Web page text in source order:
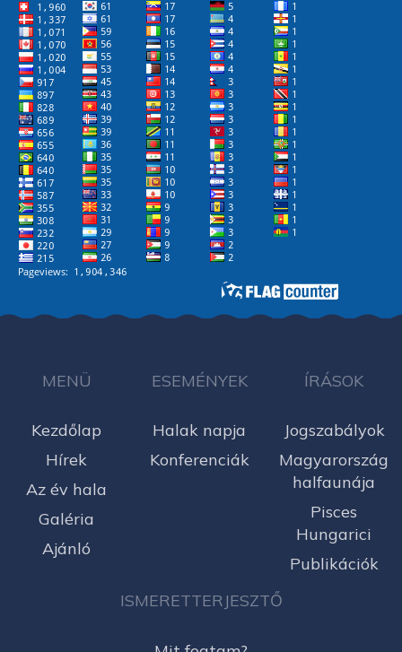
MENÜ
Kezdőlap
Hírek
Az év hala
Galéria
Ajánló
ESEMÉNYEK
Halak napja
Konferenciák
ÍRÁSOK
Jogszabályok
Magyarország
halfaunája
Pisces
Hungarici
Publikációk
ISMERETTERJESZTŐ